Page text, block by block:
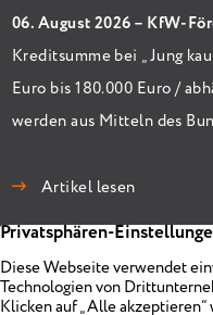
Kreditsumme bei „Jung
Euro bis 180.000 Euro /
werden aus Mitteln des
Zinsbindung
energetischer Sanierung
Artikel lesen